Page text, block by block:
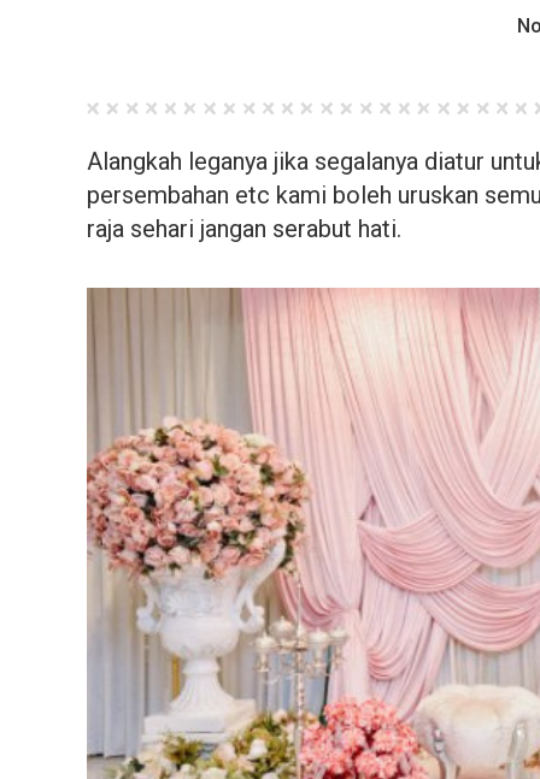
Alangkah leganya jika segalanya diatur
persembahan etc kami boleh uruskan
raja sehari jangan serabut hati.